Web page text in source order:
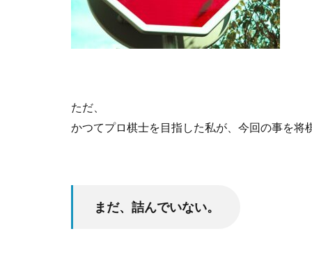
ただ、
かつてプロ棋士を目指した私が、今回の事を将
まだ、詰んでいない。